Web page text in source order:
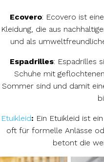
Ecovero: Ecovero ist
Kleidung, die aus
und als
Espadrilles: Espadrilles
Schuhe mit
Sommer sind und damit
Etuikleid: Ein Etuikleid ist
oft für formelle Anlässe
betont die